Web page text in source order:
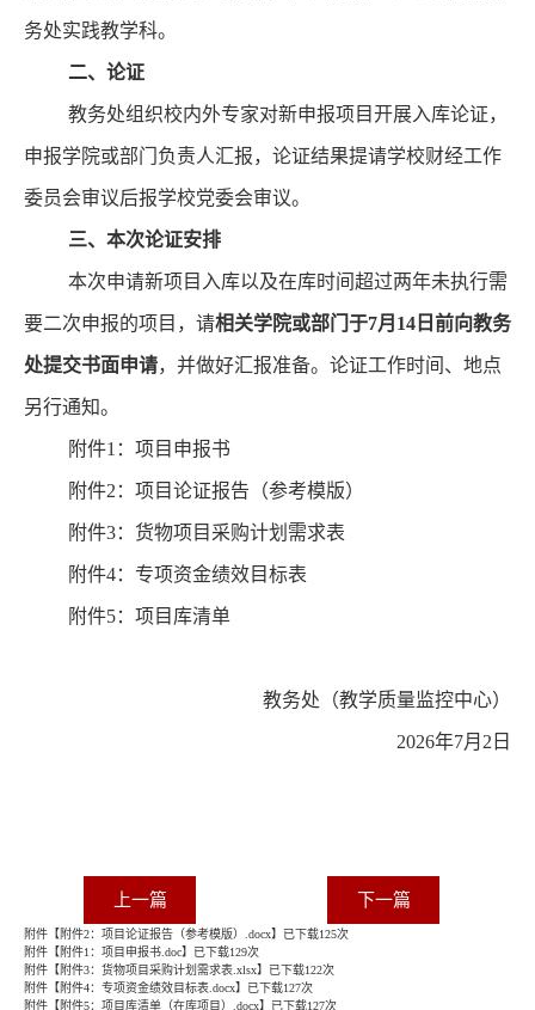
务处实践教学科。
二、 论证
教务处组织校内外专家对新申报项目开展入库论证，
申报学院或部门 负责人汇报，论证结果提请学校财经工作
委员会审议后报学校党委会审议。
三、本次论证安排
本次申请新项目入库以及在库时间超过两年未执行需
要二次申报的项目 ， 请相关学院或部门 于7月 14 日前向教务
处提交书面申请，并做好汇报准备。论证工作时间、地点
另行通知。
附件1：项目申报书
附件2：项目论证报告（参考模版）
附件3：货物项目采购计划需求表
附件4：专项资金绩效目标表
附件5：项目库清单
教务处（教学质量监控中心）
2026年7月 2 日
上一篇 下一篇
附件【 附件2：项目论证报告（参考模版）.docx】已下载125次
附件【 附件1：项目申报书.doc】已下载129次
附件【 附件3：货物项目采购计划需求表.xlsx】已下载122次
附件【 附件4：专项资金绩效目标表.docx】已下载127次
附件【 附件5：项目库清单（在库项目）.docx】已下载127次